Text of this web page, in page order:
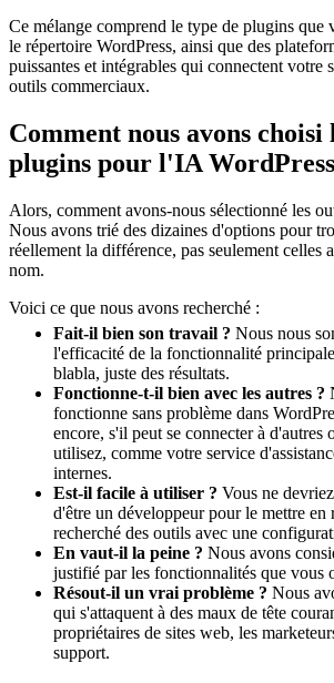
Ce mélange comprend le type de plugins que
le répertoire WordPress, ainsi que des
puissantes et intégrables qui connectent votre
outils commerciaux.
Comment nous avons
plugins pour l'IA WordPress
Alors, comment avons-nous sélectionné les
Nous avons trié des dizaines d'options pour
réellement la différence, pas seulement celles
nom.
Voici ce que nous avons recherché :
Fait-il bien son travail ? Nous nous
l'efficacité de la fonctionnalité
blabla, juste des résultats.
Fonctionne-t-il bien avec les autres ?
fonctionne sans problème dans
encore, s'il peut se connecter à d'autres
utilisez, comme votre service
internes.
Est-il facile à utiliser ? Vous ne
d'être un développeur pour le mettre en
recherché des outils avec une
En vaut-il la peine ? Nous avons
justifié par les fonctionnalités que vous
Résout-il un vrai problème ? Nous
qui s'attaquent à des maux de tête
propriétaires de sites web, les
support.